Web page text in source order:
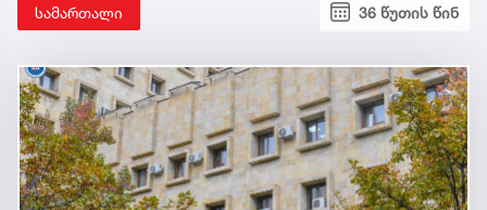
სამართალი 36 წუთის წინ